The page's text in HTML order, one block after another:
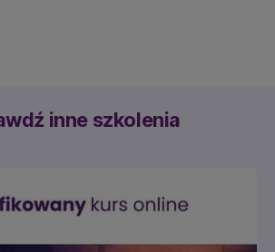
inne szkolenia